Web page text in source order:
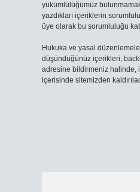
yükümlülüğümüz
yazdıkları içeriklerin
üye olarak bu sorumluluğu
Hukuka ve yasal
düşündüğünüz içerikleri,
adresine bildirmeniz halinde,
içerisinde sitemizden